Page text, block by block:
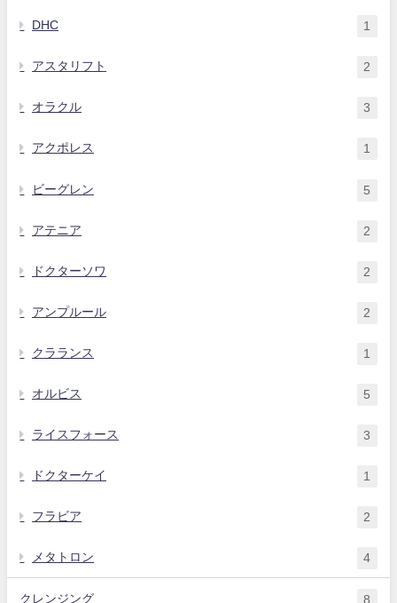
DHC 1
アスタリフト 2
オラクル 3
アクポレス 1
ビーグレン 5
アテニア 2
ドクターソワ 2
アンプルール 2
クラランス 1
オルビス 5
ライスフォース 3
ドクターケイ 1
フラビア 2
メタトロン 4
クレンジング 8